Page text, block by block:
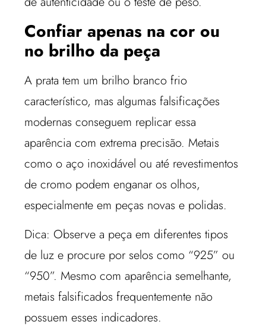
Confiar apenas na cor ou
no brilho da peça
A prata tem um brilho branco frio
característico, mas algumas falsificações
modernas conseguem replicar essa
aparência com extrema precisão. Metais
como o aço inoxidável ou até revestimentos
de cromo podem enganar os olhos,
especialmente em peças novas e polidas.
Dica: Observe a peça em diferentes tipos
de luz e procure por selos como “925” ou
“950”. Mesmo com aparência semelhante,
metais falsificados frequentemente não
possuem esses indicadores.